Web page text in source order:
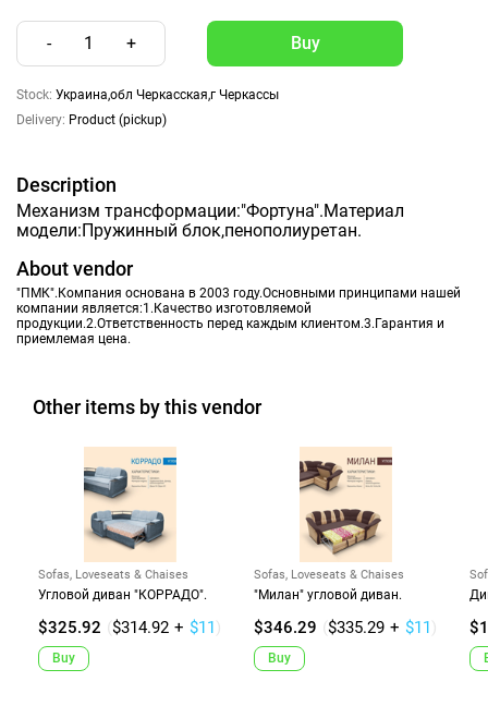
- 1 +
Stock: Украина,обл Черкасская,г Черкассы
Delivery: Product (pickup)
Description
Механизм трансформации:"Фортуна".Материал
модели:Пружинный блок,пенополиуретан.
About vendor
"ПМК".Компания основана в 2003 году.Основными принципами нашей
компании является:1.Качество изготовляемой
продукции.2.Ответственность перед каждым клиентом.3.Гарантия и
приемлемая цена.
Other items by this vendor
Sofas, Loveseats & Chaises
Угловой диван "КОРРАДО".
$325.92 ($314.92 + $11 )
Buy
Sofas, Loveseats & Chaises
"Милан" угловой диван.
$346.29 ($335.29 + $11 )
Buy